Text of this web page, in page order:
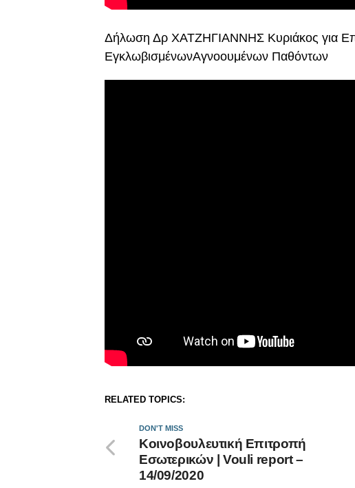
Δήλωση Δρ ΧΑΤΖΗΓΙΑΝΝΗΣ Κυριάκος για
ΕγκλωβισμένωνΑγνοουμένων Παθόντων
RELATED TOPICS:
DON'T MISS
Κοινοβουλευτική Επιτροπή
Εσωτερικών | Vouli report –
14/09/2020